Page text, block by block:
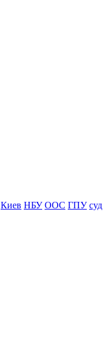
Киев НБУ ООС ГПУ суд